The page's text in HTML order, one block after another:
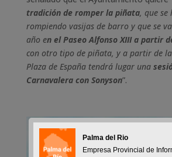
tradición de romper la piñata, que se
rompiendo vasijas de barro y que se
año en el Paseo Alfonso XIII a partir
con otro tipo de piñata, y a partir de
Plaza de España tendrá lugar una
Carnavalera con Sonyson”.
Palma del Rio
Empresa Provincial de